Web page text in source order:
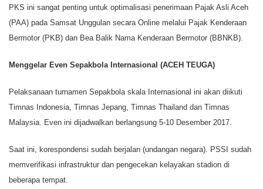
PKS ini sangat penting untuk optimalisasi penerimaan Pajak Asli Aceh
(PAA) pada Samsat Unggulan secara Online melalui Pajak Kenderaan
Bermotor (PKB) dan Bea Balik Nama Kenderaan Bermotor (BBNKB).
Menggelar Even Sepakbola Internasional (ACEH TEUGA)
Pelaksanaan turnamen Sepakbola skala Internasional ini akan diikuti
Timnas Indonesia, Timnas Jepang, Timnas Thailand dan Timnas
Malaysia. Even ini dijadwalkan berlangsung 5-10 Desember 2017.
Saat ini, korespondensi sudah berjalan (undangan negara). PSSI sudah
memverifikasi infrastruktur dan pengecekan kelayakan stadion di
beberapa tempat.